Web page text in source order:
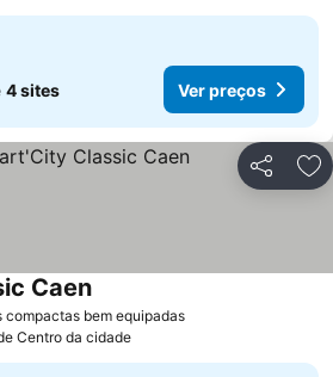
4 sites Ver preços
Partilhar
compactas bem equipadasVer preços
CaenVer preços
Centro da cidade